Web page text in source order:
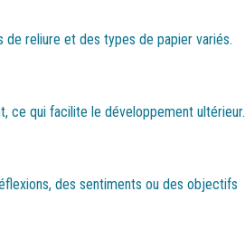
reliure et des types de papier variés.
ce qui facilite le développement ultérieur.
des sentiments ou des objectifs